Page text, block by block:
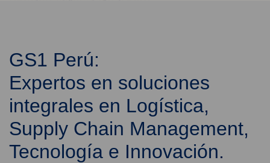
GS1 Perú:
Expertos en soluciones
integrales en Logística,
Supply Chain Management,
Tecnología e Innovación.